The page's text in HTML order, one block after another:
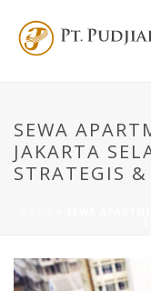
SEWA
JAKARTA
STRATEGIS